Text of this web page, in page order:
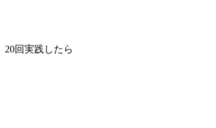
20回実践したら